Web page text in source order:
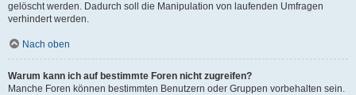
gelöscht werden. Dadurch soll die Manipulation von laufenden Umfragen
verhindert werden.
Nach oben
Warum kann ich auf bestimmte Foren nicht zugreifen?
Manche Foren können bestimmten Benutzern oder Gruppen vorbehalten sein.